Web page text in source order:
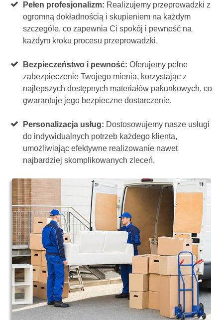
Pełen profesjonalizm: Realizujemy przeprowadzki z
ogromną dokładnością i skupieniem na każdym
szczególe, co zapewnia Ci spokój i pewność na
każdym kroku procesu przeprowadzki.
Bezpieczeństwo i pewność:Oferujemy pełne
zabezpieczenie Twojego mienia, korzystając z
najlepszych dostępnych materiałów pakunkowych, co
gwarantuje jego bezpieczne dostarczenie.
Personalizacja usług: Dostosowujemy nasze usługi
do indywidualnych potrzeb każdego klienta,
umożliwiając efektywne realizowanie nawet
najbardziej skomplikowanych zleceń.